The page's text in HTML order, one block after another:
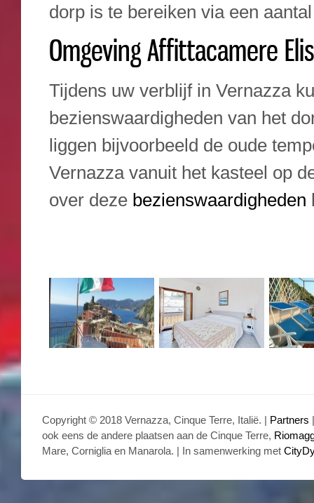
dorp is te bereiken via een
Omgeving Affittacamere
Tijdens uw verblijf in Vernazza
bezienswaardigheden van het
liggen bijvoorbeeld de oude
Vernazza vanuit het kasteel op
over deze bezienswaardigheden
Copyright © 2018 Vernazza, Cinque Terre, Italië. | Partners
ook eens de andere plaatsen aan de Cinque Terre,
Mare, Corniglia en Manarola. | In samenwerking met